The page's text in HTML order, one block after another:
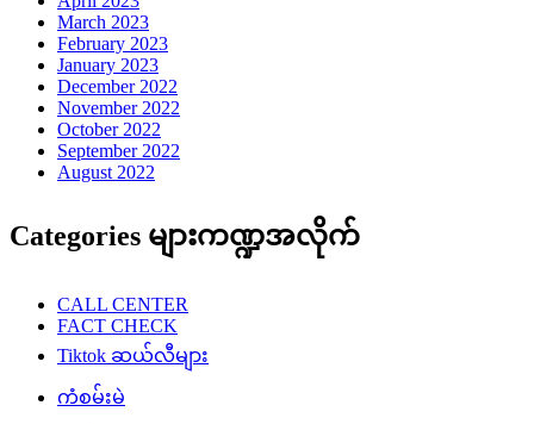
ဉာဏ်စမ်းပဟေဠိ
တန်ပြန်သတင်း
တိုက်ပွဲသတင်း
ထူးထူးခြားခြား Facebook သတင်းများ
ထောက်ခံအားပေးမှု
နိုင်ငံတကာသတင်း
ပေါ်ပြူလာသတင်းများ
ပျော်ပွဲရွှင်ပွဲ
ပြည်သူ့အကျိုးပြု